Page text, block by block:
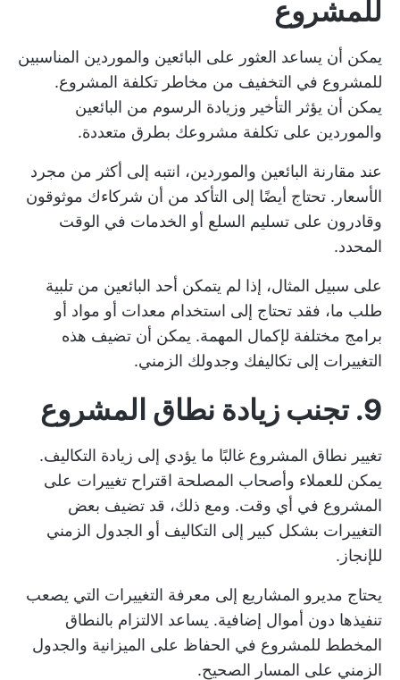
للمشروع
يمكن أن يساعد العثور على البائعين والموردين المناسبين
للمشروع في التخفيف من مخاطر تكلفة المشروع.
يمكن أن يؤثر التأخير وزيادة الرسوم من البائعين
والموردين على تكلفة مشروعك بطرق متعددة.
عند مقارنة البائعين والموردين، انتبه إلى أكثر من مجرد
الأسعار. تحتاج أيضًا إلى التأكد من أن شركاءك موثوقون
وقادرون على تسليم السلع أو الخدمات في الوقت
المحدد.
على سبيل المثال، إذا لم يتمكن أحد البائعين من تلبية
طلب ما، فقد تحتاج إلى استخدام معدات أو مواد أو
برامج مختلفة لإكمال المهمة. يمكن أن تضيف هذه
التغييرات إلى تكاليفك وجدولك الزمني.
9. تجنب زيادة نطاق المشروع
تغيير نطاق المشروع غالبًا ما يؤدي إلى زيادة التكاليف.
يمكن للعملاء وأصحاب المصلحة اقتراح تغييرات على
المشروع في أي وقت. ومع ذلك، قد تضيف بعض
التغييرات بشكل كبير إلى التكاليف أو الجدول الزمني
للإنجاز.
يحتاج مديرو المشاريع إلى معرفة التغييرات التي يصعب
تنفيذها دون أموال إضافية. يساعد الالتزام بالنطاق
المخطط للمشروع في الحفاظ على الميزانية والجدول
الزمني على المسار الصحيح.